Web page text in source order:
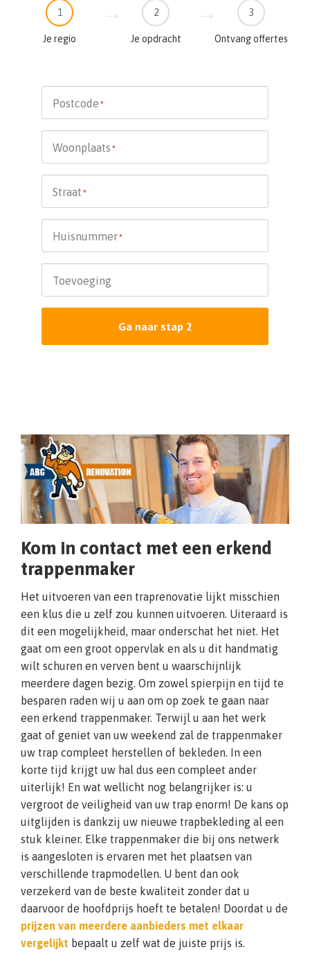
1
Je regio
2
Je opdracht
3
Ontvang offertes
Postcode *
Woonplaats *
Straat *
Huisnummer*
Toevoeging
Ga naar stap 2
Kom in contact met een erkend
trappenmaker
Het uitvoeren van een traprenovatie lijkt misschien
een klus die u zelf zou kunnen uitvoeren. Uiteraard is
dit een mogelijkheid, maar onderschat het niet. Het
gaat om een groot oppervlak en als u dit handmatig
wilt schuren en verven bent u waarschijnlijk
meerdere dagen bezig. Om zowel spierpijn en tijd te
besparen raden wij u aan om op zoek te gaan naar
een erkend trappenmaker. Terwijl u aan het werk
gaat of geniet van uw weekend zal de trappenmaker
uw trap compleet herstellen of bekleden. In een
korte tijd krijgt uw hal dus een compleet ander
uiterlijk! En wat wellicht nog belangrijker is: u
vergroot de veiligheid van uw trap enorm! De kans op
uitglijden is dankzij uw nieuwe trapbekleding al een
stuk kleiner. Elke trappenmaker die bij ons netwerk
is aangesloten is ervaren met het plaatsen van
verschillende trapmodellen. U bent dan ook
verzekerd van de beste kwaliteit zonder dat u
daarvoor de hoofdprijs hoeft te betalen! Doordat u de
prijzen van meerdere aanbieders met elkaar
vergelijkt bepaalt u zelf wat de juiste prijs is.